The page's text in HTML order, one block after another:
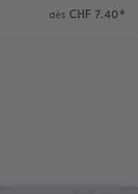
dès CHF 7.40*